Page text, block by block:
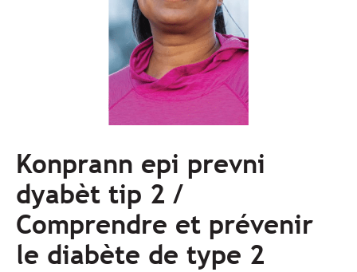
Konprann epi prevni
dyabèt tip 2 /
Comprendre et prévenir
le diabète de type 2